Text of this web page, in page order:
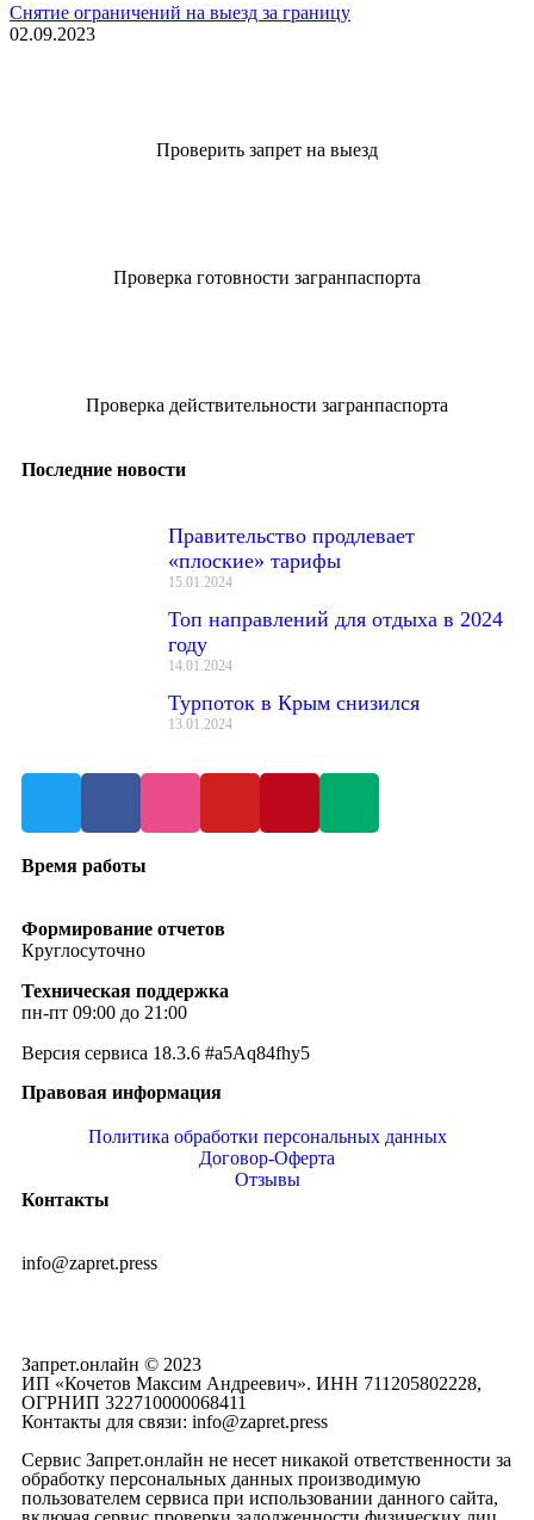
Снятие ограничений на выезд за границу
02.09.2023
Проверить запрет на выезд
Проверка готовности загранпаспорта
Проверка действительности загранпаспорта
Последние новости
Правительство продлевает
«плоские» тарифы
15.01.2024
Топ направлений для отдыха в 2024
году
14.01.2024
Турпоток в Крым снизился
13.01.2024
Время работы
Формирование отчетов
Круглосуточно
Техническая поддержка
пн-пт 09:00 до 21:00
Версия сервиса 18.3.6 #a5Aq84fhy5
Правовая информация
Политика обработки персональных данных
Договор-Оферта
Отзывы
Контакты
info@zapret.press
Запрет.онлайн © 2023
ИП «Кочетов Максим Андреевич». ИНН 711205802228,
ОГРНИП 322710000068411
Контакты для связи: info@zapret.press
Сервис Запрет.онлайн не несет никакой ответственности за
обработку персональных данных производимую
пользователем сервиса при использовании данного сайта,